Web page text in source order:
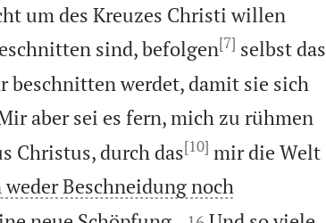
um des Kreuzes Christi willen
sind, befolgen[7] selbst das
beschnitten werdet, damit sie sich
aber sei es fern, mich zu rühmen
Christus, durch das[10] mir die Welt
weder Beschneidung noch